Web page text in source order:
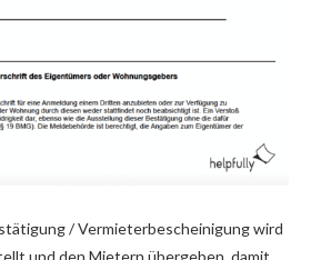
/ Vermieterbescheinigung wird
und den Mietern übergeben, damit